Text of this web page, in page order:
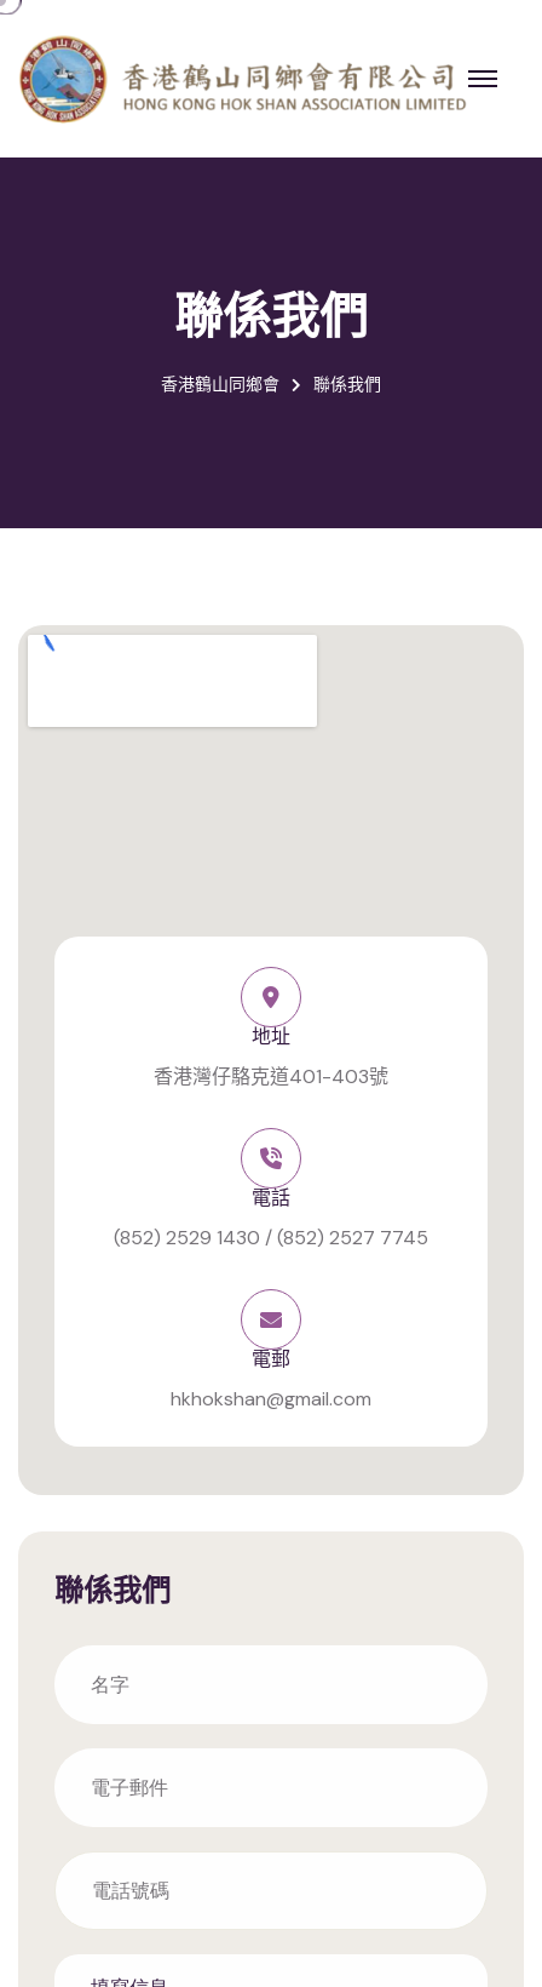
聯係我們
香港鶴山同鄉會 聯係我們
地址
香港灣仔駱克道401-403號
電話
(852) 2529 1430 / (852) 2527 7745
電郵
hkhokshan@gmail.com
聯係我們